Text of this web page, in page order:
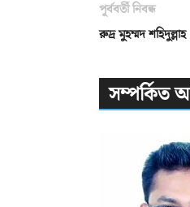
পূর্ববর্তী নিবন্ধ
রুদ্র মুহম্মদ
সম্পর্কিত